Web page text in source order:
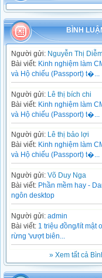
BÌNH
Người gửi: Nguyễn Thị
Bài viết: Kinh nghiệm làm
và Hộ chiếu (Passport) t�...
Người gửi: Lê thị bích chi
Bài viết: Kinh nghiệm làm
và Hộ chiếu (Passport) t�...
Người gửi:
Lê thị bảo lợi
Bài viết: Kinh nghiệm làm
và Hộ chiếu (Passport) t�...
Người gửi: Võ Duy Nga
Bài viết: Phần mềm hay -
ngôn desktop
Người gửi: admin
Bài viết: 1 triệu đồng/lít mật
rừng 'vượt biên...
» Xem tất cả